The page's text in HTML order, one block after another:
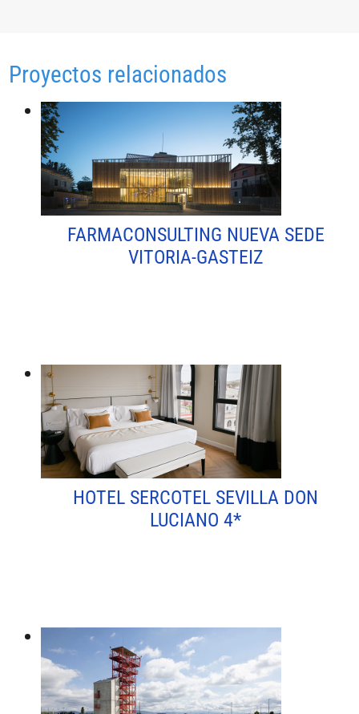
Proyectos relacionados
FARMACONSULTING NUEVA SEDE
VITORIA-GASTEIZ
HOTEL SERCOTEL SEVILLA DON
LUCIANO 4*